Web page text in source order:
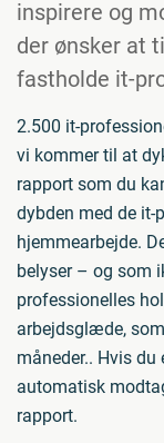
inspirere og
der ønsker at
fastholde it-
2.500 it-
vi kommer til at
rapport som du
dybden med de
hjemmearbejde.
belyser – og som
professionelles
arbejdsglæde,
måneder.. Hvis
automatisk
rapport.